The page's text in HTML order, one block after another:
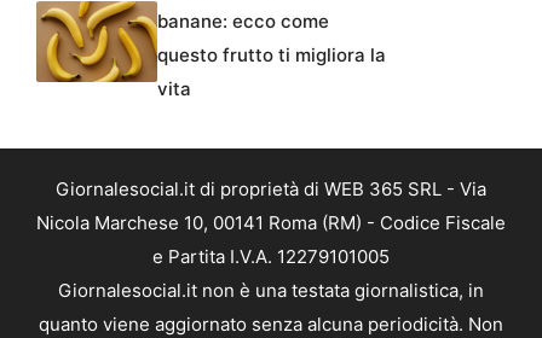
banane: ecco come
questo frutto ti migliora la
vita
Giornalesocial.it di proprietà di WEB 365 SRL - Via
Nicola Marchese 10, 00141 Roma (RM) - Codice Fiscale
e Partita I.V.A. 12279101005
Giornalesocial.it non è una testata giornalistica, in
quanto viene aggiornato senza alcuna periodicità. Non